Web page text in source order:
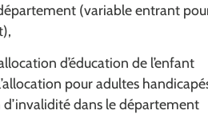
(variable entrant
d’éducation de l’enfant
pour adultes
d’invalidité dans le département